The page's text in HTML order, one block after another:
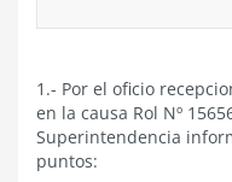
1.- Por el oficio
en la causa Rol Nº
Superintendencia
puntos: